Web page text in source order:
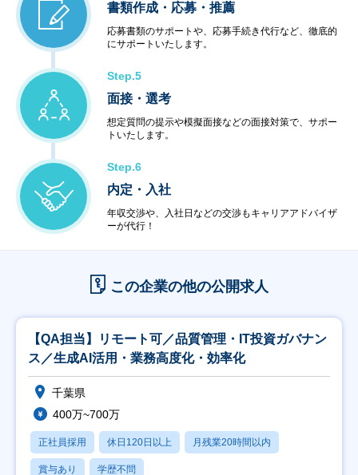
書類作成・応募・推薦
応募書類のサポートや、応募手続き代行など、徹底的
にサポートいたします。
Step.5
面接・選考
想定質問の提示や模擬面接などの面接対策で、サポー
トいたします。
Step.6
内定・入社
年収交渉や、入社日などの交渉もキャリアアドバイザ
ーが代行！
この企業の他の公開求人
【QA担当】リモート可／品質管理・IT投資ガバナン
ス／生成AI活用・業務高度化・効率化
千葉県
400万~700万
正社員採用 休日120日以上 月残業20時間以内
賞与あり 学歴不問